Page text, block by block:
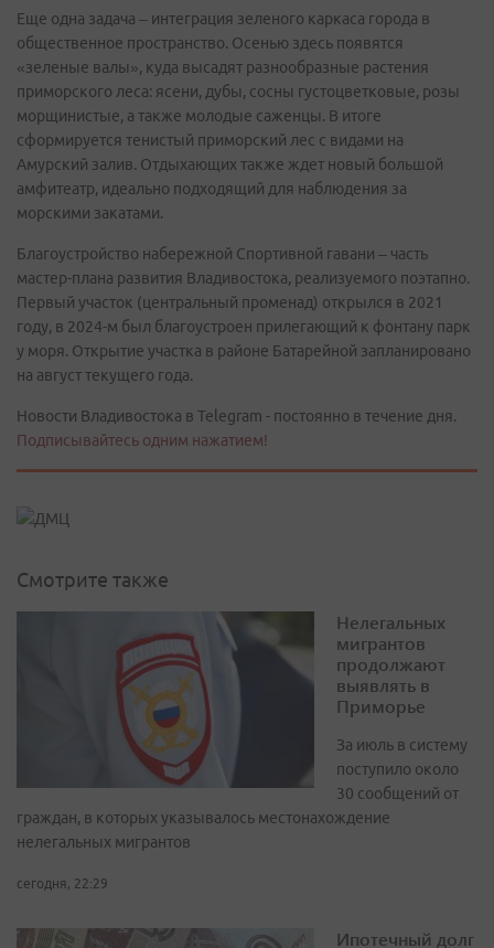
Еще одна задача – интеграция зеленого каркаса города в
общественное пространство. Осенью здесь появятся
«зеленые валы», куда высадят разнообразные растения
приморского леса: ясени, дубы, сосны густоцветковые, розы
морщинистые, а также молодые саженцы. В итоге
сформируется тенистый приморский лес с видами на
Амурский залив. Отдыхающих также ждет новый большой
амфитеатр, идеально подходящий для наблюдения за
морскими закатами.
Благоустройство набережной Спортивной гавани – часть
мастер-плана развития Владивостока, реализуемого поэтапно.
Первый участок (центральный променад) открылся в 2021
году, в 2024-м был благоустроен прилегающий к фонтану парк
у моря. Открытие участка в районе Батарейной запланировано
на август текущего года.
Новости Владивостока в Telegram - постоянно в течение дня.
Подписывайтесь одним нажатием!
Смотрите также
Нелегальных
мигрантов
продолжают
выявлять в
Приморье
За июль в систему
поступило около
30 сообщений от
граждан, в которых указывалось местонахождение
нелегальных мигрантов
сегодня, 22:29
Ипотечный долг